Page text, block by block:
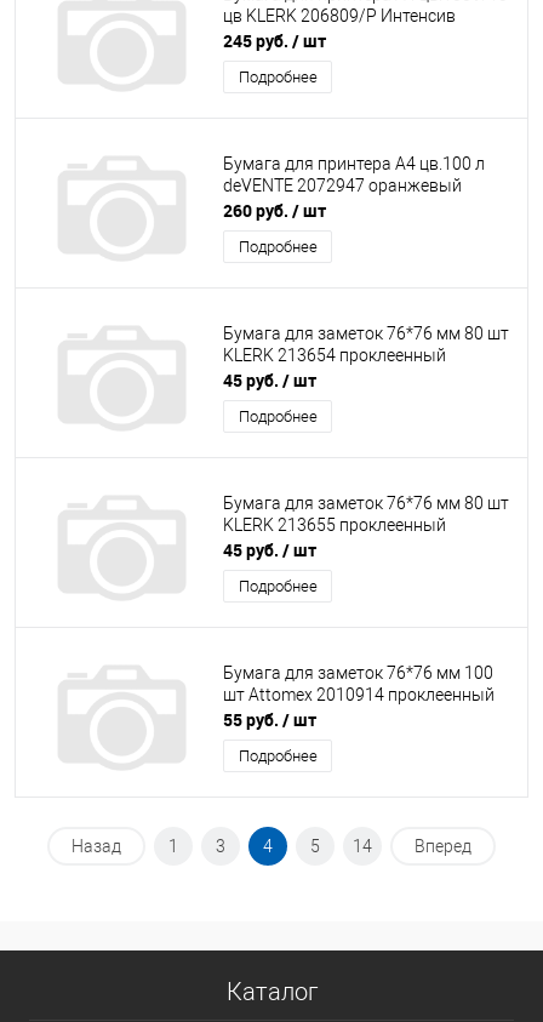
цв KLERK 206809/Р Интенсив
245 руб. / шт
Подробнее
Бумага для принтера А4 цв.100 л
deVENTE 2072947 оранжевый
260 руб. / шт
Подробнее
Бумага для заметок 76*76 мм 80 шт
KLERK 213654 проклеенный
45 руб. / шт
Подробнее
Бумага для заметок 76*76 мм 80 шт
KLERK 213655 проклеенный
45 руб. / шт
Подробнее
Бумага для заметок 76*76 мм 100
шт Attomex 2010914 проклеенный
55 руб. / шт
Подробнее
Назад 1 3 4 5 14 Вперед
Каталог